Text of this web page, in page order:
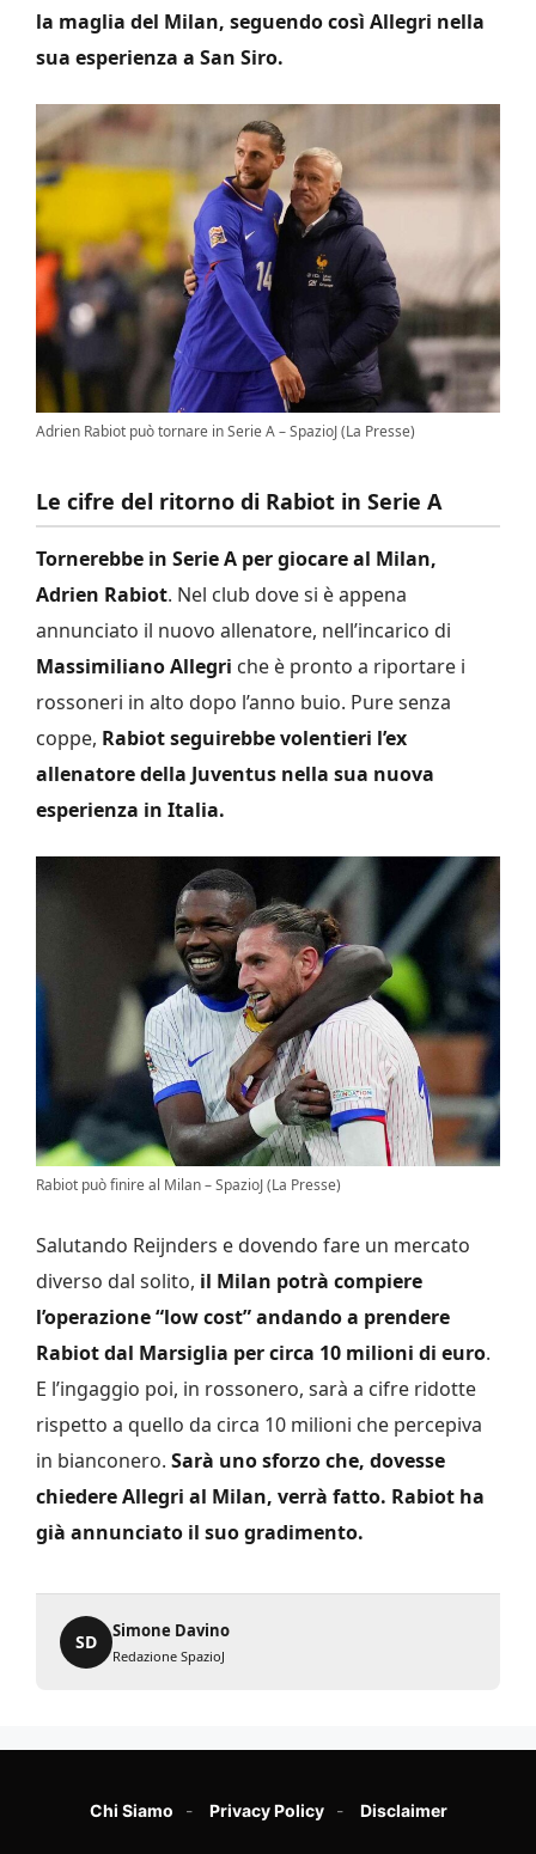
la maglia del Milan, seguendo così Allegri nella
sua esperienza a San Siro.
Adrien Rabiot può tornare in Serie A – SpazioJ (La Presse)
Le cifre del ritorno di Rabiot in Serie A
Tornerebbe in Serie A per giocare al Milan,
Adrien Rabiot. Nel club dove si è appena
annunciato il nuovo allenatore, nell’incarico di
Massimiliano Allegri che è pronto a riportare i
rossoneri in alto dopo l’anno buio. Pure senza
coppe, Rabiot seguirebbe volentieri l’ex
allenatore della Juventus nella sua nuova
esperienza in Italia.
Rabiot può finire al Milan – SpazioJ (La Presse)
Salutando Reijnders e dovendo fare un mercato
diverso dal solito, il Milan potrà compiere
l’operazione “low cost” andando a prendere
Rabiot dal Marsiglia per circa 10 milioni di euro.
E l’ingaggio poi, in rossonero, sarà a cifre ridotte
rispetto a quello da circa 10 milioni che percepiva
in bianconero. Sarà uno sforzo che, dovesse
chiedere Allegri al Milan, verrà fatto. Rabiot ha
già annunciato il suo gradimento.
SD
Simone Davino
Redazione SpazioJ
Chi Siamo Privacy Policy Disclaimer